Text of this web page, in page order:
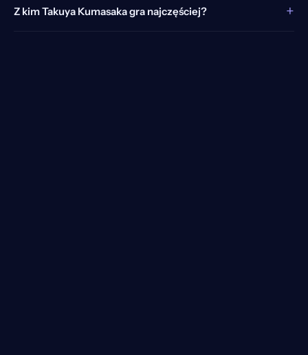
Z kim Takuya Kumasaka gra najczęściej? +